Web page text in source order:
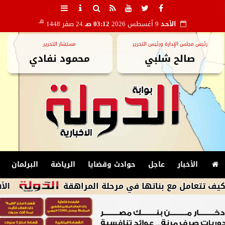
الأحد 03:12 صـ 24 صفر 1448 هـ
رئيس مجلس الإدارة ورئيس التحرير
صالح شلبي
مستشار التحرير
محمود نفادي
الأخبار عاجل حوادث وقضايا الرياضة البرلمان
الأهلى بناتها في مرحلة المراهقة